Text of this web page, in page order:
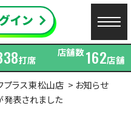
打席
店舗数162店舗
プラス東松山店
お知らせ
発表されました